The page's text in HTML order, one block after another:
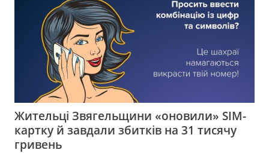
Жительці Звягельщини «оновили» SIM-
картку й завдали збитків на 31 тисячу
гривень